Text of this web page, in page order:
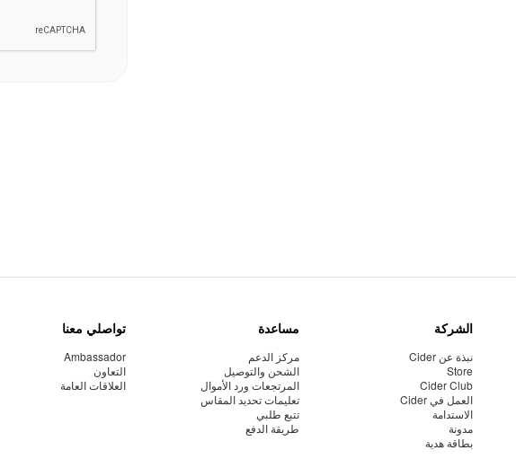
الشركة
نبذة عن Cider
Store
Cider Club
العمل في Cider
الاستدامة
مدونة
بطاقة هدية
مساعدة
مركز الدعم
الشحن والتوصيل
المرتجعات ورد الأموال
تعليمات تحديد المقاس
تتبع طلبي
طريقة الدفع
تواصلي معنا
Ambassador
التعاون
العلاقات العامة